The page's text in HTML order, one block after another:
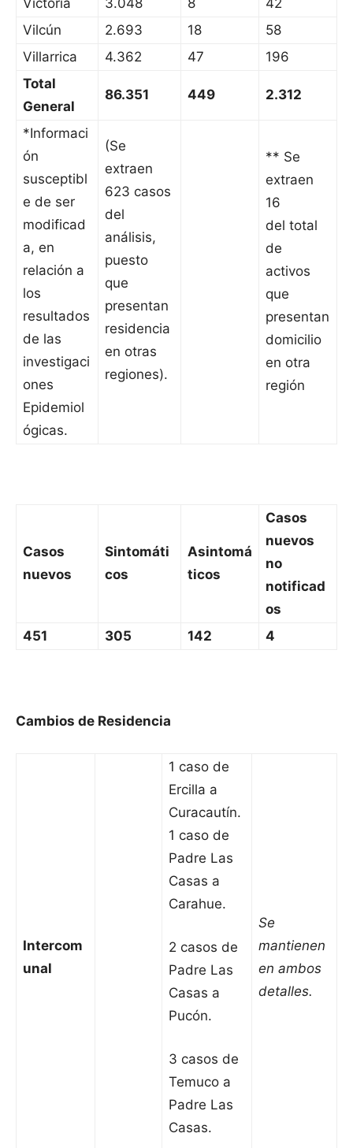
Victoria 3.048 8
42
Vilcún
2.693 18
58
Villarrica
4.362 47
196
Total
General
86.351 449 2.312
*Informaci
ón
susceptibl
e de ser
modificad
a, en
relación a
los
resultados
de las
investigaci
ones
Epidemiol
ógicas.
(Se
extraen
623 casos
del
análisis,
puesto
que
presentan
residencia
en otras
regiones).
** Se
extraen
16
del total
de
activos
que
presentan
domicilio
en otra
región
Casos
nuevos
Sintomáti
cos
Asintomá
ticos
Casos
nuevos
no
notificad
os
451
305 142 4
Cambios de Residencia
Intercom
unal
1 caso de
Ercilla a
Curacautín.
1 caso de
Padre Las
Casas a
Carahue.
2 casos de
Padre Las
Casas a
Pucón.
3 casos de
Temuco a
Padre Las
Casas.
Se
mantienen
en ambos
detalles.